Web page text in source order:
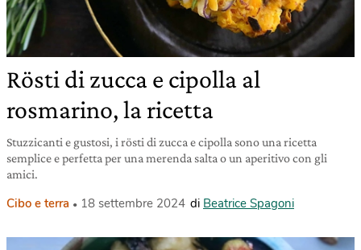
Rösti di zucca e cipolla al
rosmarino, la ricetta
Stuzzicanti e gustosi, i rösti di zucca e cipolla sono una ricetta
semplice e perfetta per una merenda salta o un aperitivo con gli
amici.
Cibo e terra 18 settembre 2024 di Beatrice Spagoni